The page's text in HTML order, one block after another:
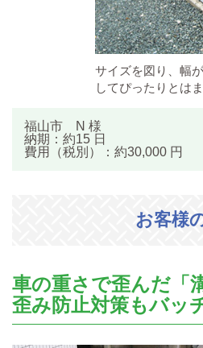
サイズを図り、幅
してぴったりとは
福山市 N 様
納期：約15 日
費用（税別）：約30,000 円
お客様
車の重さで歪んだ「
歪み防止対策もバッ